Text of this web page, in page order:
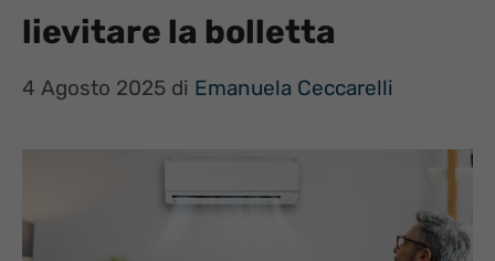
lievitare la bolletta
4 Agosto 2025 di Emanuela Ceccarelli